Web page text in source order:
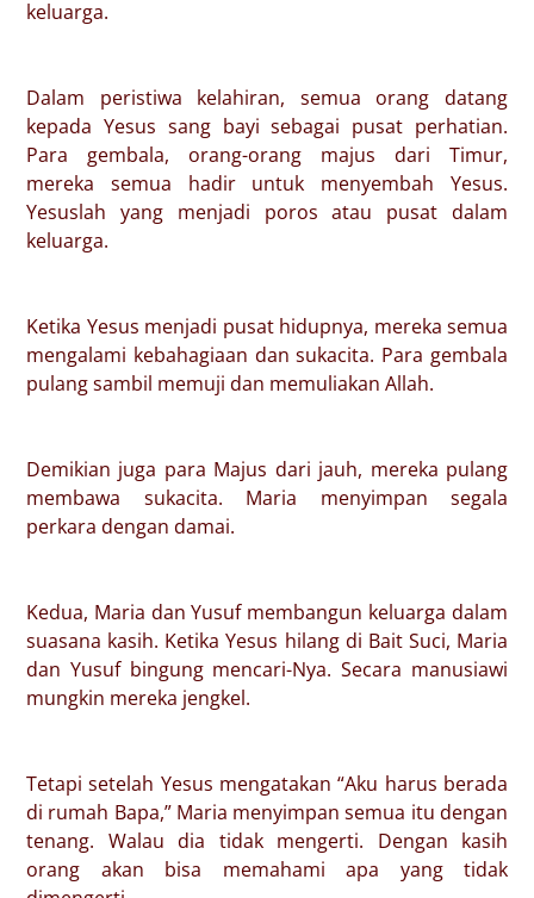
keluarga.
Dalam peristiwa kelahiran, semua orang datang
kepada Yesus sang bayi sebagai pusat perhatian.
Para gembala, orang-orang majus dari Timur,
mereka semua hadir untuk menyembah Yesus.
Yesuslah yang menjadi poros atau pusat dalam
keluarga.
Ketika Yesus menjadi pusat hidupnya, mereka semua
mengalami kebahagiaan dan sukacita. Para gembala
pulang sambil memuji dan memuliakan Allah.
Demikian juga para Majus dari jauh, mereka pulang
membawa sukacita. Maria menyimpan segala
perkara dengan damai.
Kedua, Maria dan Yusuf membangun keluarga dalam
suasana kasih. Ketika Yesus hilang di Bait Suci, Maria
dan Yusuf bingung mencari-Nya. Secara manusiawi
mungkin mereka jengkel.
Tetapi setelah Yesus mengatakan “Aku harus berada
di rumah Bapa,” Maria menyimpan semua itu dengan
tenang. Walau dia tidak mengerti. Dengan kasih
orang akan bisa memahami apa yang tidak